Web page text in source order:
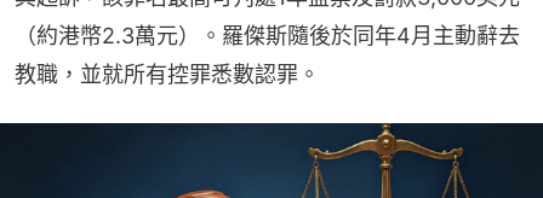
（約港幣2.3萬元）。羅傑斯隨後於同年4月主動辭去
教職，並就所有控罪悉數認罪。